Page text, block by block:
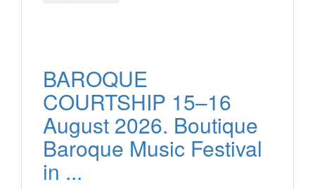
BAROQUE
COURTSHIP 15–16
August 2026. Boutique
Baroque Music Festival
in ...